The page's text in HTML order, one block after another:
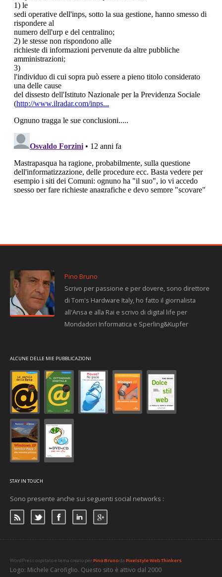
Pino Bruno
Scrivo per passione e per dovere, sono direttore
di Tom's Hardware Italy, ho fatto il giornalista
all'Ansa e alla Rai e scrivo di digital life per
Mondadori Informatica e Sperling&Kupfer
ALCUNE DELLE MIE PUBBLICAZIONI
STAY IN TOUCH
Sono presente anche sui seguenti social networks :
WordPress ospitato e tema creato perPino Brunoda Pixelstyle Web Thinkers
Logo: Michele Carofiglio. Questo sito è attivo dal 2000